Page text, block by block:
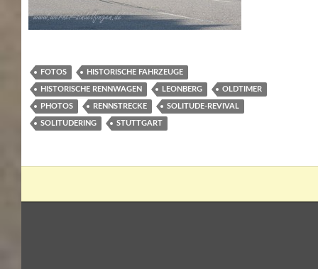
FOTOS HISTORISCHE FAHRZEUGE
HISTORISCHE RENNWAGEN LEONBERG OLDTIMER
PHOTOS RENNSTRECKE SOLITUDE-REVIVAL
SOLITUDERING STUTTGART